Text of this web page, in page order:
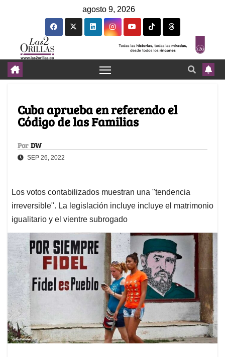
agosto 9, 2026
Cuba aprueba en referendo el
Código de las Familias
Por DW
SEP 26, 2022
Los votos contabilizados muestran una "tendencia
irreversible". La legislación incluye incluye el matrimonio
igualitario y el vientre subrogado